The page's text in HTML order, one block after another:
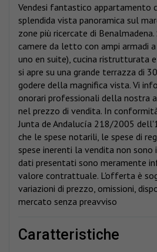
Vendesi fantastico appartamento
splendida vista panoramica sul
zone più ricercate di
camere da letto con ampi armadi a
uno en suite), cucina ristrutturata
si apre su una grande terrazza di
godere della magnifica vista. Vi
onorari professionali della nostra
nel prezzo di vendita. In
Junta de Andalucía 218/2005
che le spese notarili, le spese di
spese inerenti la vendita non sono
dati presentati sono meramente
valore contrattuale. L'offerta è
variazioni di prezzo, omissioni,
mercato senza preavviso
caratteristiche